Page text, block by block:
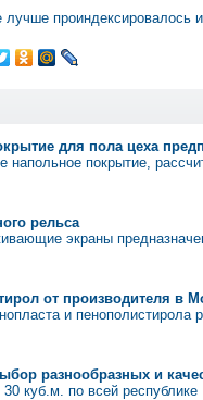
проиндексировалось
для пола цеха
напольное покрытие,
рельса
экраны
от производителя в
и пенополистирола
разнообразных и
30 куб.м. по всей